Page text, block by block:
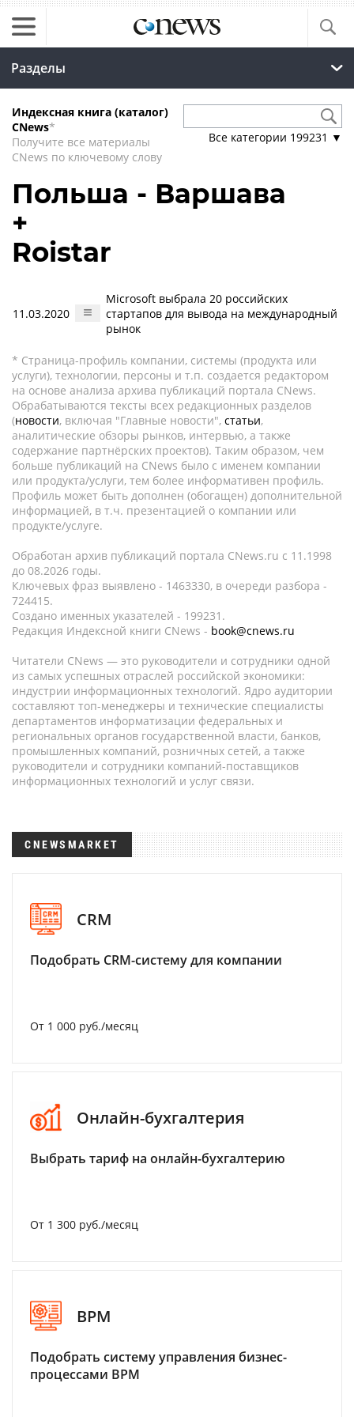
Разделы
Индексная книга (каталог)
CNews*
Получите все материалы
CNews по ключевому слову
Все категории 199231 ▼
Польша - Варшава
+
Roistar
11.03.2020
Microsoft выбрала 20 российских
стартапов для вывода на международный
рынок
* Страница-профиль компании, системы (продукта или
услуги), технологии, персоны и т.п. создается редактором
на основе анализа архива публикаций портала CNews.
Обрабатываются тексты всех редакционных разделов
(новости, включая "Главные новости", статьи,
аналитические обзоры рынков, интервью, а также
содержание партнёрских проектов). Таким образом, чем
больше публикаций на CNews было с именем компании
или продукта/услуги, тем более информативен профиль.
Профиль может быть дополнен (обогащен) дополнительной
информацией, в т.ч. презентацией о компании или
продукте/услуге.
Обработан архив публикаций портала CNews.ru c 11.1998
до 08.2026 годы.
Ключевых фраз выявлено - 1463330, в очереди разбора -
724415.
Создано именных указателей - 199231.
Редакция Индексной книги CNews - book@cnews.ru
Читатели CNews — это руководители и сотрудники одной
из самых успешных отраслей российской экономики:
индустрии информационных технологий. Ядро аудитории
составляют топ-менеджеры и технические специалисты
департаментов информатизации федеральных и
региональных органов государственной власти, банков,
промышленных компаний, розничных сетей, а также
руководители и сотрудники компаний-поставщиков
информационных технологий и услуг связи.
CNEWSMARKET
CRM
Подобрать CRM-систему для компании
От 1 000 руб./месяц
Онлайн-бухгалтерия
Выбрать тариф на онлайн-бухгалтерию
От 1 300 руб./месяц
BPM
Подобрать систему управления бизнес-
процессами BPM